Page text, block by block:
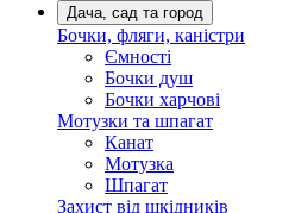
Дача, сад та город
Бочки, фляги, каністри
Ємності
Бочки душ
Бочки харчові
Мотузки та шпагат
Канат
Мотузка
Шпагат
Захист від шкідників